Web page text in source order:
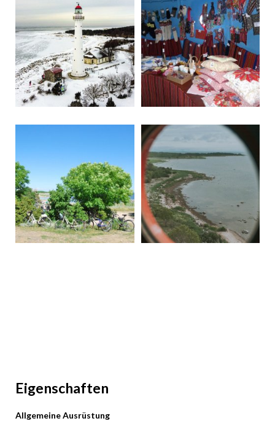
Eigenschaften
Allgemeine Ausrüstung